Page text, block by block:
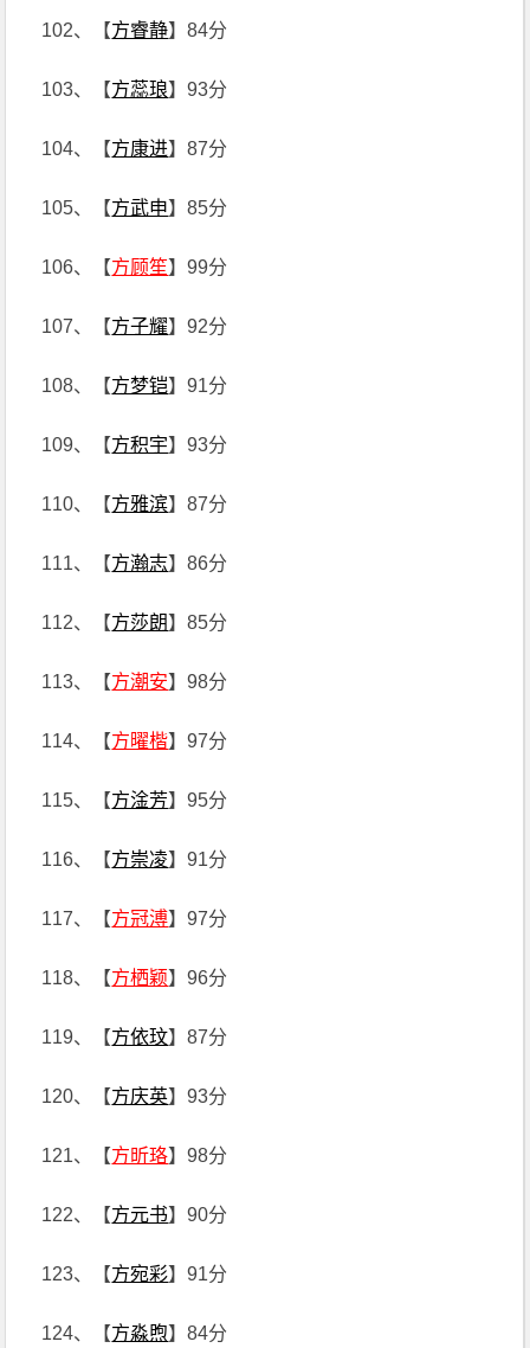
102、【方睿静】84分
103、【方蕊琅】93分
104、【方康进】87分
105、【方武申】85分
106、【方顾笙】99分
107、【方子耀】92分
108、【方梦铠】91分
109、【方积宇】93分
110、【方雅滨】87分
111、【方瀚志】86分
112、【方莎朗】85分
113、【方潮安】98分
114、【方曜楷】97分
115、【方淦芳】95分
116、【方崇凌】91分
117、【方冠溥】97分
118、【方栖颖】96分
119、【方依玟】87分
120、【方庆英】93分
121、【方昕珞】98分
122、【方元书】90分
123、【方宛彩】91分
124、【方淼煦】84分